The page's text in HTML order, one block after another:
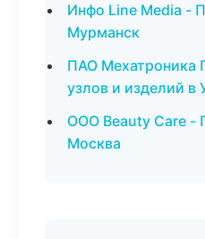
Инфо Line Media -
Мурманск
ПАО
узлов и изделий в
ООО Beauty Care -
Москва